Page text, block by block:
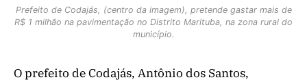
Prefeito de Codajás, (centro da imagem), pretende gastar mais de
R$ 1 milhão na pavimentação no Distrito Marituba, na zona rural do
município.
O prefeito de Codajás, Antônio dos Santos,